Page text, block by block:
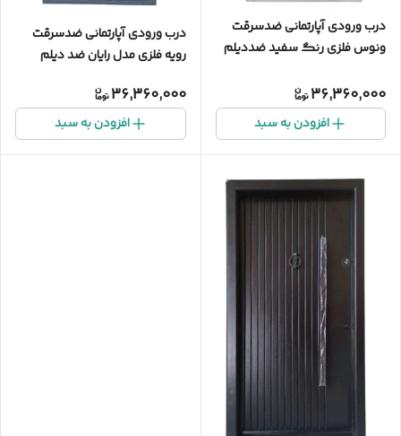
درب ورودی آپارتمانی ضدسرقت
ونوس فلزی رنگ سفید ضددیلم
36,360,000
افزودن به سبد
درب ورودی آپارتمانی ضدسرقت
رویه فلزی مدل رایان ضد دیلم
36,360,000
افزودن به سبد